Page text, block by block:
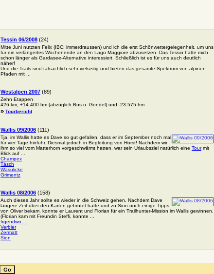
Tessin 06/2008 (24)
Mitte Juni nutzten Felix (IBC: immerdraussen) und ich die erst Schönwettergelegenheit, um uns
für ein verlängertes Wochenende an den Lago Maggiore abzusetzen. Das Tessin hatte mich
schon länger als Gardasee-Alternative interessiert. Schließlich ist es für uns auch deutlich
näher!
Und die Trails sind tatsächlich sehr vielseitig und bieten das gesamte Spektrum von alpinen
Pfaden mit ...
Westalpen 2007 (89)
Zehn Etappen
426 km, +14.400 hm (abzüglich Bus u. Gondel) und -23.575 hm
» Tourbericht
Wallis 09/2006 (111)
Tja, im Wallis hatte es Dave so gut gefallen, dass er im September noch mal
für vier Tage hinfuhr. Diesmal jedoch in Begleitung von Horst! Nachdem wir
ihm so viel vom Matterhorn vorgeschwärmt hatten, war sein Urlaubsziel natürlich eine Tourmit
Blick auf ...
Champex
Täsch
Wasulicke
Grimentz
Wallis 08/2006 (158)
Auch dieses Jahr sollte es wieder in die Schweiz gehen. Nachdem Dave
längere Zeit über den Karten gebrütet hatte und zu Sion noch einige Tipps
von Oliver bekam, konnte er Laurent und Florian für ein Trailhunter-Mission im Wallis gewinnen.
(Florian kam mit Freundin Steffi, konnte ...
Irgendwo ...
Verbier
Zermatt
Sion